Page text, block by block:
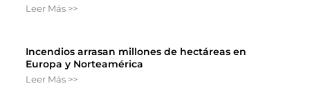
Leer Más >>
Incendios arrasan millones de hectáreas en
Europa y Norteamérica
Leer Más >>